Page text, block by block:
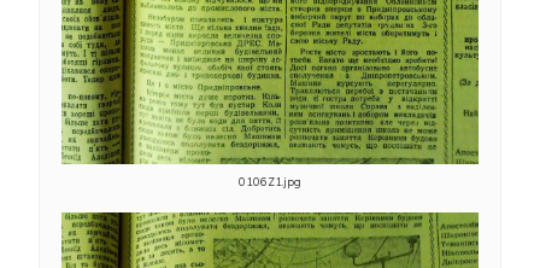
0106Z1.jpg